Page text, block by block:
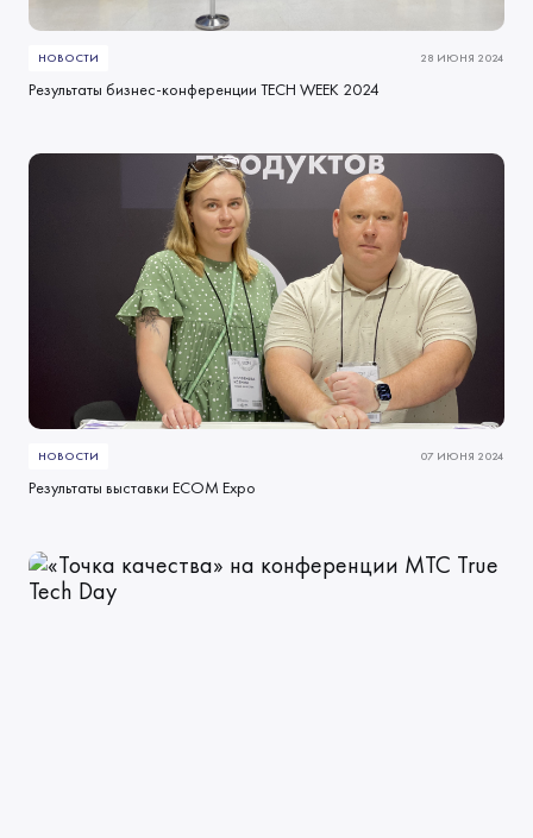
НОВОСТИ 28 ИЮНЯ 2024
Результаты бизнес-конференции TECH WEEK 2024
НОВОСТИ 07 ИЮНЯ 2024
Результаты выставки ECOM Expo